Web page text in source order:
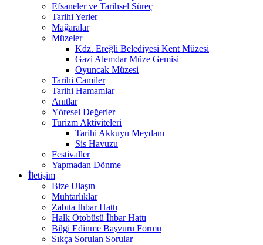
Efsaneler ve Tarihsel Süreç
Tarihi Yerler
Mağaralar
Müzeler
Kdz. Ereğli Belediyesi Kent Müzesi
Gazi Alemdar Müze Gemisi
Oyuncak Müzesi
Tarihi Camiler
Tarihi Hamamlar
Anıtlar
Yöresel Değerler
Turizm Aktiviteleri
Tarihi Akkuyu Meydanı
Sis Havuzu
Festivaller
Yapmadan Dönme
İletişim
Bize Ulaşın
Muhtarlıklar
Zabıta İhbar Hattı
Halk Otobüsü İhbar Hattı
Bilgi Edinme Başvuru Formu
Sıkça Sorulan Sorular